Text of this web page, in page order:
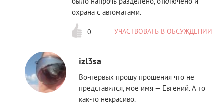
охрана с автоматами.
0 УЧАСТВОВАТЬ В ОБСУЖДЕНИИ
izl3sa
Во-первых прощу прошения что не
представился, моё имя — Евгений. А то
как-то некрасиво.